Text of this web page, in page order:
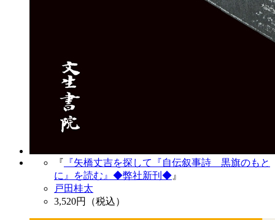
『 『矢橋丈吉を探して『自伝叙事詩 黒旗のもと
に』を読む』◆弊社新刊◆ 』
戸田桂太
3,520円（税込）